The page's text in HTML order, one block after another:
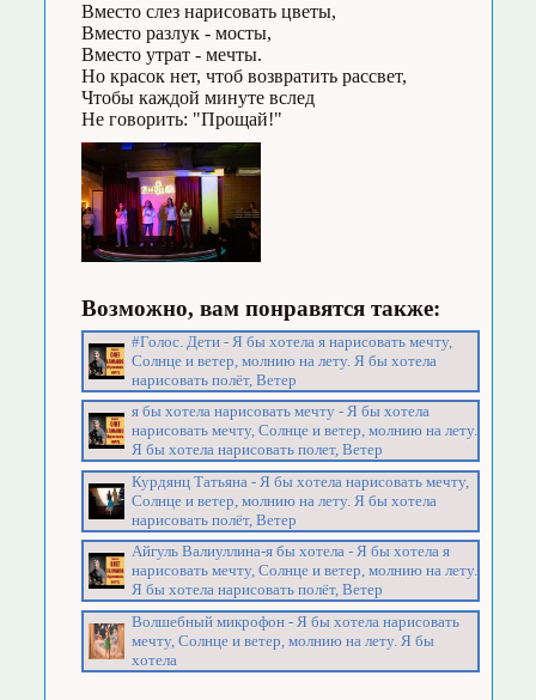
Вместо слез нарисовать цветы,
Вместо разлук - мосты,
Вместо утрат - мечты.
Но красок нет, чтоб возвратить рассвет,
Чтобы каждой минуте вслед
Не говорить: "Прощай!"
Возможно, вам понравятся также:
#Голос. Дети - Я бы хотела я нарисовать мечту,
Солнце и ветер, молнию на лету. Я бы хотела
нарисовать полёт, Ветер
я бы хотела нарисовать мечту - Я бы хотела
нарисовать мечту, Солнце и ветер, молнию на лету.
Я бы хотела нарисовать полет, Ветер
Курдянц Татьяна - Я бы хотела нарисовать мечту,
Солнце и ветер, молнию на лету. Я бы хотела
нарисовать полёт, Ветер
Айгуль Валиуллина-я бы хотела - Я бы хотела я
нарисовать мечту, Солнце и ветер, молнию на лету.
Я бы хотела нарисовать полёт, Ветер
Волшебный микрофон - Я бы хотела нарисовать
мечту, Солнце и ветер, молнию на лету. Я бы
хотела